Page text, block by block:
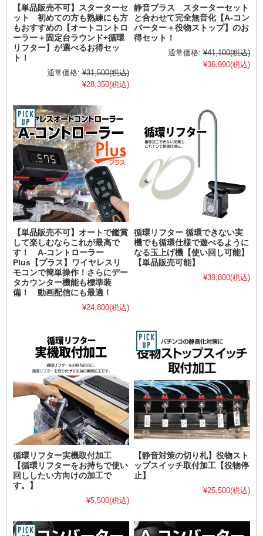
【単品販売不可】スターターセ
ット 初めての方も熟練にも方
もおすすめの【オートコントロ
ーラー＋固定台ラウンド+循環
リフター】が選べるお得セッ
ト！
通常価格: ¥31,500(税込)
¥28,350(税込)
静音プラス スターターセット
と合わせて完全無音化【A-コン
バーター＋役物ストップ】のお
得セット！
通常価格: ¥41,100(税込)
¥36,990(税込)
【単品販売不可】オートで鑑賞
して楽しむならこれが最高で
す！ A-コントローラー
Plus【プラス】ワイヤレスリ
モコンで簡単操作！さらにデー
タカウンター機能も標準装
備！ 動画配信にも最適！
¥24,800(税込)
循環リフター 循環できない実
機でも循環仕様で遊べるように
なる玉上げ機【使い回し可能】
【単品販売可能】
¥39,800(税込)
循環リフター実機取付加工
【循環リフターをお持ちで使い
回ししたい方向けの加工で
す。】
¥5,500(税込)
【静音対策の切り札】役物スト
ップスイッチ取付加工【役物停
止】
¥25,500(税込)